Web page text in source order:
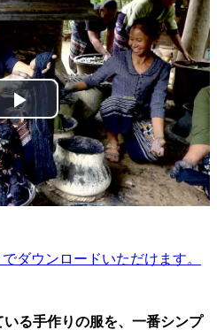
Play
Video
ダウンロードいただけます。
る手作りの服を、一番シンプ